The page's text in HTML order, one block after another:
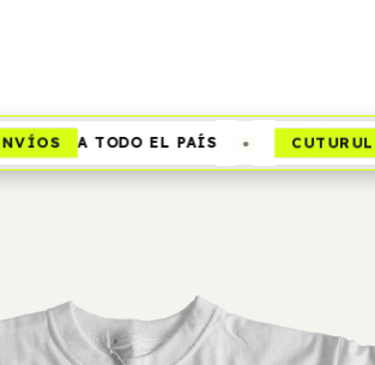
A TODO EL PAÍS CUTURULE